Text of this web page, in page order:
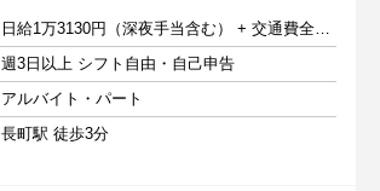
日給1万3130円（深夜手当含む） + 交通費全額支給
週3日以上 シフト自由・自己申告
アルバイト・パート
長町駅 徒歩3分